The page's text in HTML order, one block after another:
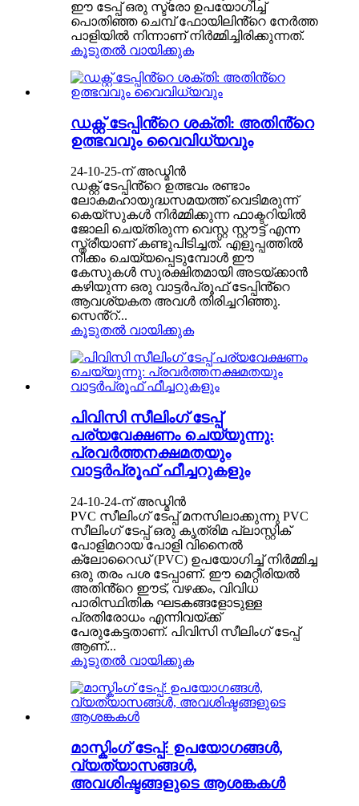
ഈ ടേപ്പ് ഒരു സ്ട്രോ ഉപയോഗിച്ച്
പൊതിഞ്ഞ ചെമ്പ് ഫോയിലിൻ്റെ നേർത്ത
പാളിയിൽ നിന്നാണ് നിർമ്മിച്ചിരിക്കുന്നത്.
കൂടുതൽ വായിക്കുക
ഡക്റ്റ് ടേപ്പിൻ്റെ ശക്തി: അതിൻ്റെ
ഉത്ഭവവും വൈവിധ്യവും
24-10-25-ന് അഡ്മിൻ
ഡക്റ്റ് ടേപ്പിൻ്റെ ഉത്ഭവം രണ്ടാം
ലോകമഹായുദ്ധസമയത്ത് വെടിമരുന്ന്
കെയ്‌സുകൾ നിർമ്മിക്കുന്ന ഫാക്ടറിയിൽ
ജോലി ചെയ്തിരുന്ന വെസ്റ്റ സ്റ്റൗട്ട് എന്ന
സ്ത്രീയാണ് കണ്ടുപിടിച്ചത്. എളുപ്പത്തിൽ
നീക്കം ചെയ്യപ്പെടുമ്പോൾ ഈ
കേസുകൾ സുരക്ഷിതമായി അടയ്ക്കാൻ
കഴിയുന്ന ഒരു വാട്ടർപ്രൂഫ് ടേപ്പിൻ്റെ
ആവശ്യകത അവൾ തിരിച്ചറിഞ്ഞു.
സെൻ്റ്...
കൂടുതൽ വായിക്കുക
പിവിസി സീലിംഗ് ടേപ്പ്
പര്യവേക്ഷണം ചെയ്യുന്നു:
പ്രവർത്തനക്ഷമതയും
വാട്ടർപ്രൂഫ് ഫീച്ചറുകളും
24-10-24-ന് അഡ്മിൻ
PVC സീലിംഗ് ടേപ്പ് മനസിലാക്കുന്നു PVC
സീലിംഗ് ടേപ്പ് ഒരു കൃത്രിമ പ്ലാസ്റ്റിക്
പോളിമറായ പോളി വിനൈൽ
ക്ലോറൈഡ് (PVC) ഉപയോഗിച്ച് നിർമ്മിച്ച
ഒരു തരം പശ ടേപ്പാണ്. ഈ മെറ്റീരിയൽ
അതിൻ്റെ ഈട്, വഴക്കം, വിവിധ
പാരിസ്ഥിതിക ഘടകങ്ങളോടുള്ള
പ്രതിരോധം എന്നിവയ്ക്ക്
പേരുകേട്ടതാണ്. പിവിസി സീലിംഗ് ടേപ്പ്
ആണ്...
കൂടുതൽ വായിക്കുക
മാസ്കിംഗ് ടേപ്പ്: ഉപയോഗങ്ങൾ,
വ്യത്യാസങ്ങൾ,
അവശിഷ്ടങ്ങളുടെ ആശങ്കകൾ